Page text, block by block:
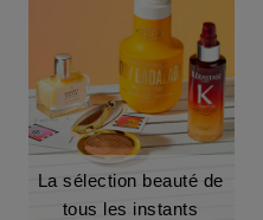
La sélection beauté de
tous les instants